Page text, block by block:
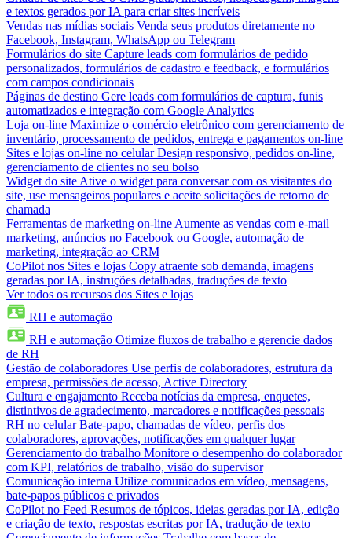
e textos gerados por IA para criar sites incríveis
Vendas nas mídias sociais Venda seus produtos diretamente no
Facebook, Instagram, WhatsApp ou Telegram
Formulários do site Capture leads com formulários de pedido
personalizados, formulários de cadastro e feedback, e formulários
com campos condicionais
Páginas de destino Gere leads com formulários de captura, funis
automatizados e integração com Google Analytics
Loja on-line Maximize o comércio eletrônico com gerenciamento de
inventário, processamento de pedidos, entrega e pagamentos on-line
Sites e lojas on-line no celular Design responsivo, pedidos on-line,
gerenciamento de clientes no seu bolso
Widget do site Ative o widget para conversar com os visitantes do
site, use mensageiros populares e aceite solicitações de retorno de
chamada
Ferramentas de marketing on-line Aumente as vendas com e-mail
marketing, anúncios no Facebook ou Google, automação de
marketing, integração ao CRM
CoPilot nos Sites e lojas Copy atraente sob demanda, imagens
geradas por IA, instruções detalhadas, traduções de texto
Ver todos os recursos dos Sites e lojas
RH e automação
RH e automação Otimize fluxos de trabalho e gerencie dados
de RH
Gestão de colaboradores Use perfis de colaboradores, estrutura da
empresa, permissões de acesso, Active Directory
Cultura e engajamento Receba notícias da empresa, enquetes,
distintivos de agradecimento, marcadores e notificações pessoais
RH no celular Bate-papo, chamadas de vídeo, perfis dos
colaboradores, aprovações, notificações em qualquer lugar
Gerenciamento do trabalho Monitore o desempenho do colaborador
com KPI, relatórios de trabalho, visão do supervisor
Comunicação interna Utilize comunicados em vídeo, mensagens,
bate-papos públicos e privados
CoPilot no Feed Resumos de tópicos, ideias geradas por IA, edição
e criação de texto, respostas escritas por IA, tradução de texto